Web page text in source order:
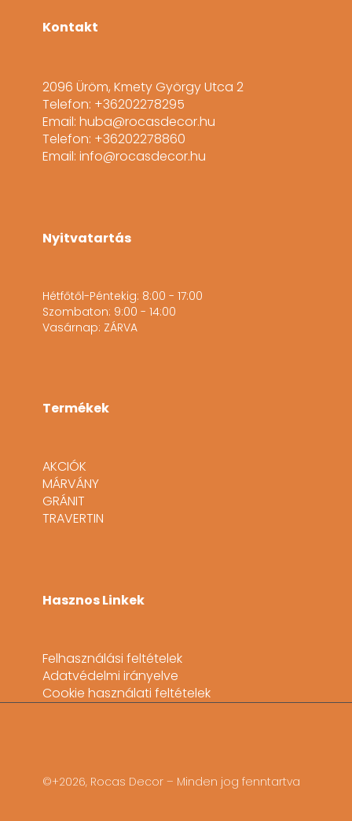
Kontakt
2096 Üröm, Kmety György Utca 2
Telefon: +36202278295
Email: huba@rocasdecor.hu
Telefon: +36202278860
Email: info@rocasdecor.hu
Nyitvatartás
Hétfőtől-Péntekig: 8:00 - 17:00
Szombaton: 9:00 - 14:00
Vasárnap: ZÁRVA
Termékek
AKCIÓK
MÁRVÁNY
GRÁNIT
TRAVERTIN
Hasznos Linkek
Felhasználási feltételek
Adatvédelmi irányelve
Cookie használati feltételek
©+2026, Rocas Decor – Minden jog fenntartva